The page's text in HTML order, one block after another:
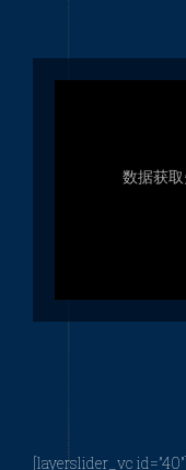
[layerslider_vc id=”40″]
大型水秀
大型水